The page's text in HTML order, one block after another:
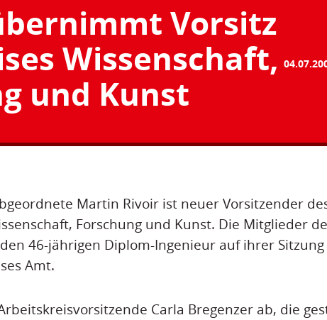
Vorsitz
Wissenschaft,
und Kunst
Martin Rivoir ist neuer Vorsitzender
Forschung und Kunst. Die Mitglieder
46-jährigen Diplom-Ingenieur auf ihrer Sitzung
Amt.
Carla Bregenzer ab, die